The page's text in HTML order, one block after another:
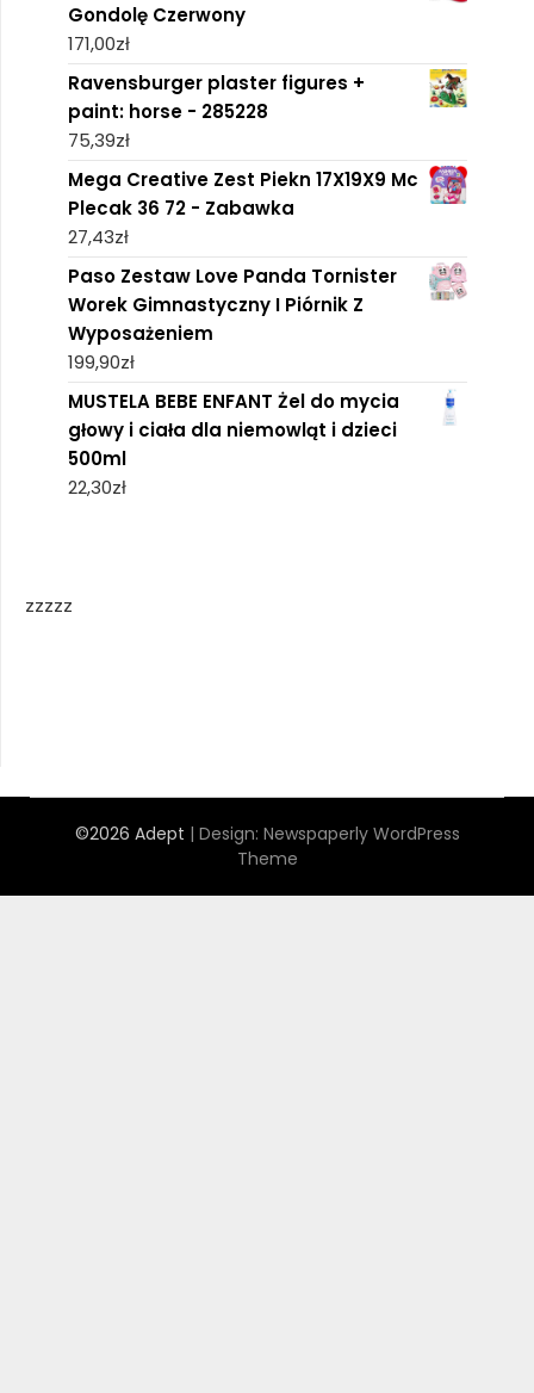
Gondolę Czerwony
171,00zł
Ravensburger plaster figures +
paint: horse - 285228
75,39zł
Mega Creative Zest Piekn 17X19X9 Mc
Plecak 36 72 - Zabawka
27,43zł
Paso Zestaw Love Panda Tornister
Worek Gimnastyczny I Piórnik Z
Wyposażeniem
199,90zł
MUSTELA BEBE ENFANT Żel do mycia
głowy i ciała dla niemowląt i dzieci
500ml
22,30zł
zzzzz
©2026 Adept | Design: Newspaperly WordPress
Theme